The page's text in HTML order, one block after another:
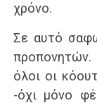
χρόνο.
Σε αυτό
όλοι οι
-όχι μόνο